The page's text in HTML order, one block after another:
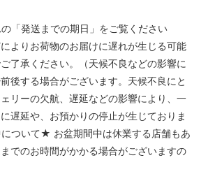
「発送までの期日」をご覧ください
よりお荷物のお届けに遅れが生じる可能
了承ください。（天候不良などの影響に
後する場合がございます。天候不良にと
リーの欠航、遅延などの影響により、一
遅延や、お預かりの停止が生じておりま
ついて★ お盆期間中は休業する店舗もあ
でのお時間がかかる場合がございますの